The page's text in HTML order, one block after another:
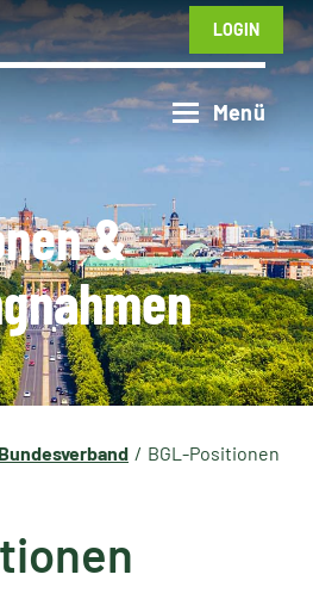
LOGIN
&
Bundesverband BGL-Positionen